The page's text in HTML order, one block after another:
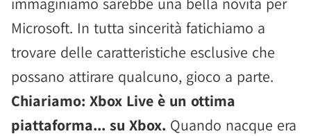
Microsoft. In tutta sincerità fatichiamo a
trovare delle caratteristiche esclusive che
possano attirare qualcuno, gioco a parte.
Chiariamo: Xbox Live è un ottima
piattaforma... su Xbox. Quando nacque era